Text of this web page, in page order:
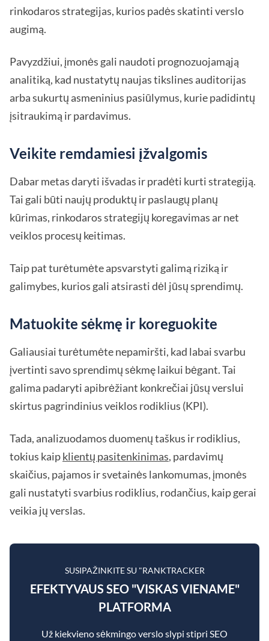
rinkodaros strategijas, kurios padės skatinti verslo
augimą.
Pavyzdžiui, įmonės gali naudoti prognozuojamąją
analitiką, kad nustatytų naujas tikslines auditorijas
arba sukurtų asmeninius pasiūlymus, kurie padidintų
įsitraukimą ir pardavimus.
Veikite remdamiesi įžvalgomis
Dabar metas daryti išvadas ir pradėti kurti strategiją.
Tai gali būti naujų produktų ir paslaugų planų
kūrimas, rinkodaros strategijų koregavimas ar net
veiklos procesų keitimas.
Taip pat turėtumėte apsvarstyti galimą riziką ir
galimybes, kurios gali atsirasti dėl jūsų sprendimų.
Matuokite sėkmę ir koreguokite
Galiausiai turėtumėte nepamiršti, kad labai svarbu
įvertinti savo sprendimų sėkmę laikui bėgant. Tai
galima padaryti apibrėžiant konkrečiai jūsų verslui
skirtus pagrindinius veiklos rodiklius (KPI).
Tada, analizuodamos duomenų taškus ir rodiklius,
tokius kaipklientų pasitenkinimas, pardavimų
skaičius, pajamos ir svetainės lankomumas, įmonės
gali nustatyti svarbius rodiklius, rodančius, kaip gerai
veikia jų verslas.
SUSIPAŽINKITE SU "RANKTRACKER
EFEKTYVAUS SEO "VISKAS VIENAME"
PLATFORMA
Už kiekvieno sėkmingo verslo slypi stipri SEO